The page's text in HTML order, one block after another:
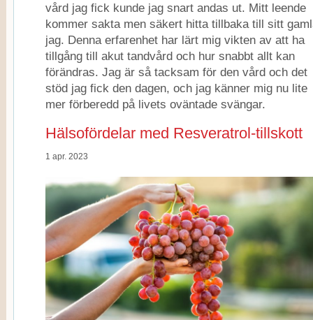
vård jag fick kunde jag snart andas ut. Mitt leende
kommer sakta men säkert hitta tillbaka till sitt
jag. Denna erfarenhet har lärt mig vikten av att ha
tillgång till akut tandvård och hur snabbt allt kan
förändras. Jag är så tacksam för den vård och det
stöd jag fick den dagen, och jag känner mig nu lite
mer förberedd på livets oväntade svängar.
Hälsofördelar med Resveratrol-tillskott
1 apr. 2023